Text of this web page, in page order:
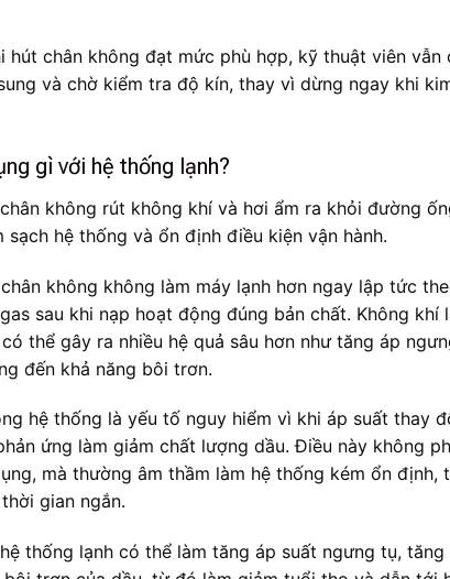
hút chân không đạt mức phù hợp, kỹ thuật viên vẫn
và chờ kiểm tra độ kín, thay vì dừng ngay khi
gì với hệ thống lạnh?
không rút không khí và hơi ẩm ra khỏi đường
hệ thống và ổn định điều kiện vận hành.
không không làm máy lạnh hơn ngay lập tức
sau khi nạp hoạt động đúng bản chất. Không khí
thể gây ra nhiều hệ quả sâu hơn như tăng áp
đến khả năng bôi trơn.
hệ thống là yếu tố nguy hiểm vì khi áp suất thay
ứng làm giảm chất lượng dầu. Điều này không
mà thường âm thầm làm hệ thống kém ổn định,
gian ngắn.
thống lạnh có thể làm tăng áp suất ngưng tụ, tăng